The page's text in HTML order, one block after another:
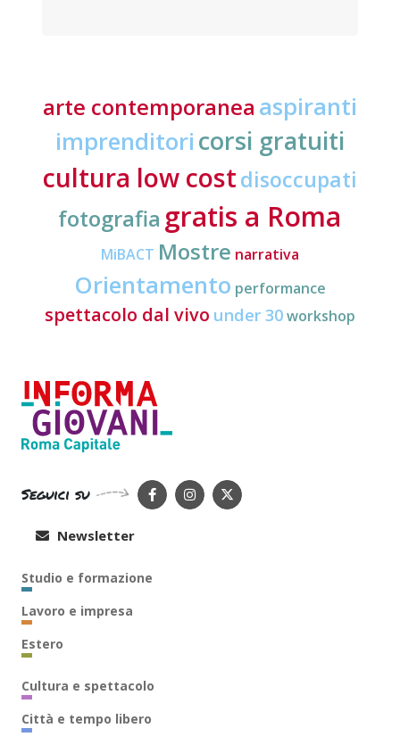
arte contemporanea aspiranti
imprenditori corsi gratuiti
cultura low costdisoccupati
fotografia gratis a Roma
MiBACT Mostre narrativa
Orientamento performance
spettacolo dal vivo under 30workshop
Seguici su
Newsletter
Studio e formazione
Lavoro e impresa
Estero
Cultura e spettacolo
Città e tempo libero